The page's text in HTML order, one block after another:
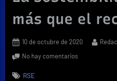
más que el
Posted
10 de octubre de 2020 By
No hay comentariosen
RSE